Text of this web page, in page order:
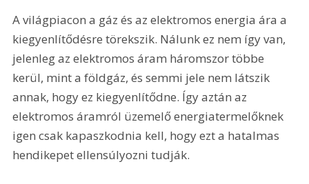
A világpiacon a gáz és az elektromos energia ára a
kiegyenlítődésre törekszik. Nálunk ez nem így van,
jelenleg az elektromos áram háromszor többe
kerül, mint a földgáz, és semmi jele nem látszik
annak, hogy ez kiegyenlítődne. Így aztán az
elektromos áramról üzemelő energiatermelőknek
igen csak kapaszkodnia kell, hogy ezt a hatalmas
hendikepet ellensúlyozni tudják.